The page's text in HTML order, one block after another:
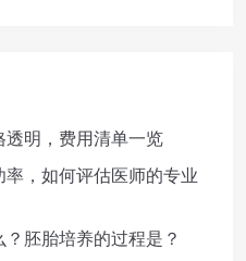
明，费用清单一览
，如何评估医师的专业
胚胎培养的过程是？